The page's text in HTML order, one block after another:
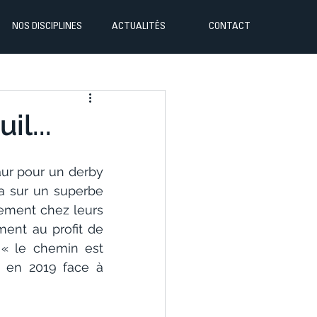
NOS DISCIPLINES ACTUALITÉS CONTACT
pour un derby
sur un superbe
chez leurs
au profit de
« le chemin est
en 2019 face à